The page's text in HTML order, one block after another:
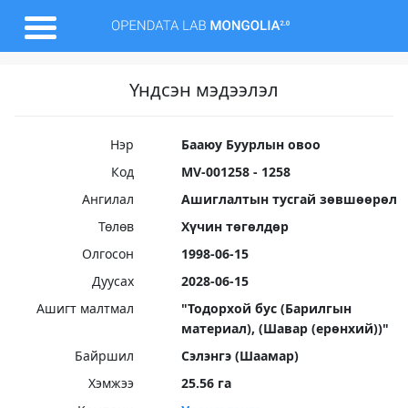
Үндсэн мэдээлэл
Нэр
Бааюу Буурлын овоо
Код
MV-001258 - 1258
Ангилал
Ашиглалтын тусгай зөвшөөрөл
Төлөв
Хүчин төгөлдөр
Олгосон
1998-06-15
Дуусах
2028-06-15
Ашигт малтмал
"Тодорхой бус (Барилгын
материал), (Шавар (ерөнхий))"
Байршил
Сэлэнгэ (Шаамар)
Хэмжээ
25.56 га